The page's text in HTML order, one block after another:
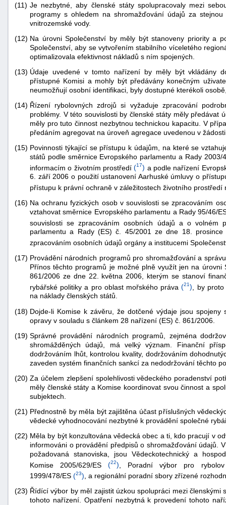
(11) Je nezbytné, aby členské státy spolupracovaly mezi
programy s ohledem na shromažďování údajů za
vnitrozemské vody.
(12) Na úrovni Společenství by měly být stanoveny priority a
Společenství, aby se vytvořením stabilního víceletého
optimalizovala efektivnost nákladů s ním spojených.
(13) Údaje uvedené v tomto nařízení by měly být vkládány
přístupné Komisi a mohly být předávány konečným
neumožňují osobní identifikaci, byly dostupné kterékoli
(14) Řízení rybolovných zdrojů si vyžaduje zpracování
problémy. V této souvislosti by členské státy měly předávat
měly pro tuto činnost nezbytnou technickou kapacitu. V
předáním agregovat na úroveň agregace uvedenou v
(15) Povinnosti týkající se přístupu k údajům, na které se
států podle směrnice Evropského parlamentu a Rady
informacím o životním prostředí(17) a podle nařízení
6. září 2006 o použití ustanovení Aarhuské úmluvy o
přístupu k právní ochraně v záležitostech životního prostředí
(16) Na ochranu fyzických osob v souvislosti se zpracováním
vztahovat směrnice Evropského parlamentu a Rady 95/46/
souvislosti se zpracováním osobních údajů a o volném
parlamentu a Rady (ES) č. 45/2001 ze dne 18.
zpracováním osobních údajů orgány a institucemi
(17) Provádění národních programů pro shromažďování a
Přínos těchto programů je možné plně využít jen na
861/2006 ze dne 22. května 2006, kterým se stanoví
rybářské politiky a pro oblast mořského práva (21) , by
na náklady členských států.
(18) Dojde-li Komise k závěru, že dotčené výdaje jsou
opravy v souladu s článkem 28 nařízení (ES) č. 861/2006.
(19) Správné provádění národních programů, zejména
shromážděných údajů, má velký význam. Finanční
dodržováním lhůt, kontrolou kvality, dodržováním
zaveden systém finančních sankcí za nedodržování těchto
(20) Za účelem zlepšení spolehlivosti vědeckého poradenství
měly členské státy a Komise koordinovat svou činnost a
subjektech.
(21) Přednostně by měla být zajištěna účast příslušných
vědecké vyhodnocování nezbytné k provádění společné
(22) Měla by být konzultována vědecká obec a ti, kdo pracují v
informováni o provádění předpisů o shromažďování údajů.
požadovaná stanoviska, jsou Vědeckotechnický a
Komise 2005/629/ES (22) , Poradní výbor pro
1999/478/ES (23) , a regionální poradní sbory zřízené
(23) Řídící výbor by měl zajistit úzkou spolupráci mezi
tohoto nařízení. Opatření nezbytná k provedení tohoto